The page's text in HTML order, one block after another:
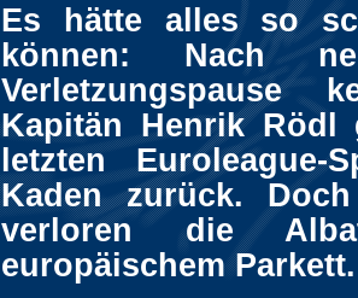
Es hätte alles so
können: Nach
Verletzungspause
Kapitän Henrik Rödl
letzten
Kaden zurück.
verloren die
europäischem Parkett.